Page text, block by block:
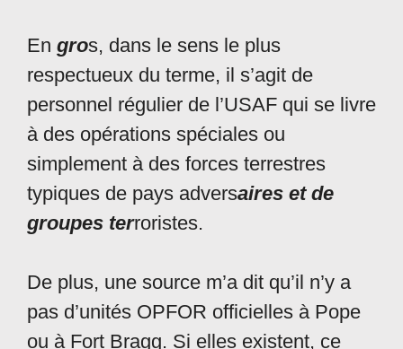
En gros, dans le sens le plus
respectueux du terme, il s’agit de
personnel régulier de l’USAF qui se livre
à des opérations spéciales ou
simplement à des forces terrestres
typiques de pays adversaires et de
groupes terroristes.
De plus, une source m’a dit qu’il n’y a
pas d’unités OPFOR officielles à Pope
ou à Fort Bragg. Si elles existent, ce